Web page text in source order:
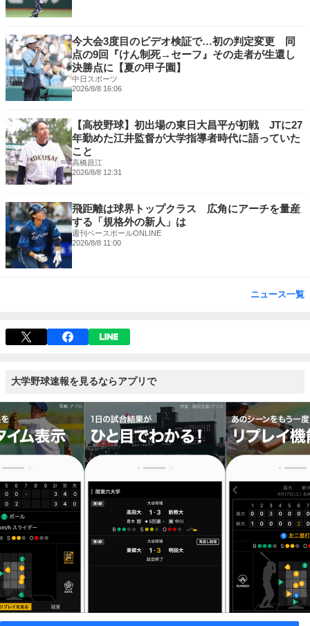
今大会3度目のビデオ検証で…初の判定変更 同
点の9回『けん制死→セーフ』その走者が生還し
決勝点に【夏の甲子園】
中日スポーツ
2026/8/8 16:06
【高校野球】初出場の東日大昌平が初戦 JTに27
年勤めた江井監督が大学指導者時代に語っていた
こと
高橋昌江
2026/8/8 12:31
飛距離は球界トップクラス 広角にアーチを量産
する「規格外の新人」は
週刊ベースボールONLINE
2026/8/8 11:00
ニュース一覧
大学野球速報を見るならアプリで